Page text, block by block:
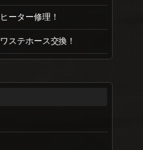
ーター修理！
ステホース交換！